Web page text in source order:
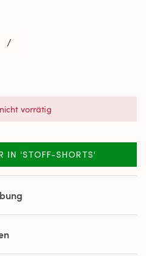
/
vorrätig
IN 'STOFF-SHORTS'